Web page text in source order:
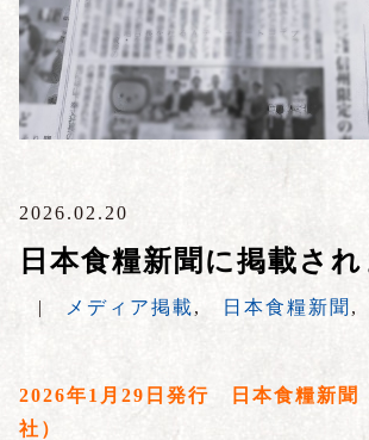
2026.02.20
日本食糧新聞に掲載さ
| メディア掲載, 日本食糧新聞 ,
2026年1月29日発行 日本食糧新聞
社）